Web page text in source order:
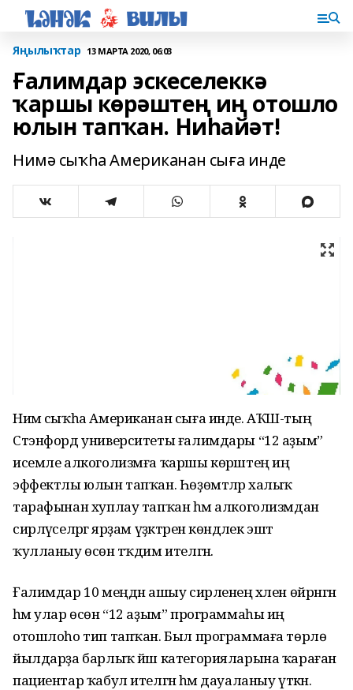
Яңылыҡтар 13 МАРТА 2020, 06:03
Ғалимдар эскеселеккә
ҡаршы көрәштең иң отошло
юлын тапҡан. Ниһайәт!
Нимә сыҡһа Американан сыға инде
Нимә сыҡһа Американан сыға инде. АҠШ-тың
Стэнфорд университеты ғалимдары “12 аҙым”
исемле алкоголизмға ҡаршы көрәштең иң
эффектлы юлын тапҡан. Һөҙөмтәләр халыҡ
тарафынан хуплау тапҡан һәм алкоголизмдан
сирләүселәргә ярҙам үҙәктәренә көндәлек эштә
ҡулланыу өсөн тәҡдим ителгән.
Ғалимдар 10 меңдән ашыу сирленең хәлен өйрәнгән
һәм улар өсөн “12 аҙым” программаһы иң
отошлоһо тип тапҡан. Был программаға төрлө
йылдарҙа барлыҡ йәш категорияларына ҡараған
пациентар ҡабул ителгән һәм дауаланыу үткән.